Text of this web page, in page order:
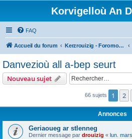
Korvigelloù An
FAQ
Accueil du forum Kerzrouizig - Foromoù An Drouizig
Danvezioù all a-bep seurt
Nouveau sujet
66 sujets 1 2
Annonces
Geriaoueg ar stlenneg
Dernier message par drouizig « lun.